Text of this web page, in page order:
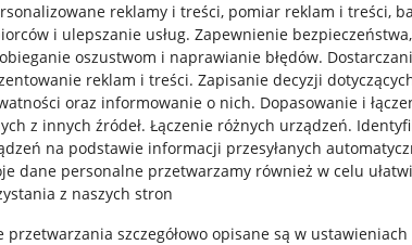
reklamy i treści, pomiar reklam i treści,
i ulepszanie usług. Zapewnienie bezpieczeństwa,
oszustwom i naprawianie błędów.
reklam i treści. Zapisanie decyzji
oraz informowanie o nich. Dopasowanie i
z innych źródeł. Łączenie różnych urządzeń.
na podstawie informacji przesyłanych
dane personalne przetwarzamy również w celu
z naszych stron
przetwarzania szczegółowo opisane są w ustawieniach
Pobierz aplikację